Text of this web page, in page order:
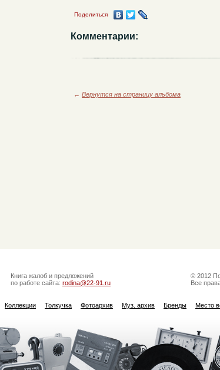
Поделиться
Комментарии:
← Вернутся на страницу альбома
Книга жалоб и предложений
по работе сайта: rodina@22-91.ru
© 2012
Все
Коллекции Толкучка Фотоархив Муз. архив Бренды Место